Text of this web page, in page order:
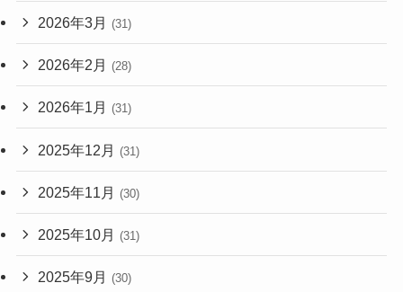
2026年3月 (31)
2026年2月 (28)
2026年1月 (31)
2025年12月 (31)
2025年11月 (30)
2025年10月 (31)
2025年9月 (30)